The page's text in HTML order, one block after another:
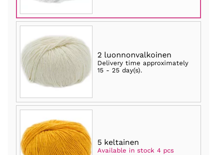
2 luonnonvalkoinen
Delivery time approximately
15 - 25 day(s).
5 keltainen
Available in stock 4 pcs